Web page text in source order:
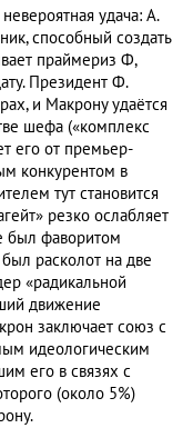
удача: А.
способный создать
праймериз Ф,
Президент Ф.
и Макрону удаётся
шефа («комплекс
его от премьер-
конкурентом в
тут становится
резко ослабляет
был фаворитом
расколот на две
«радикальной
движение
заключает союз с
идеологическим
его в связях с
(около 5%)